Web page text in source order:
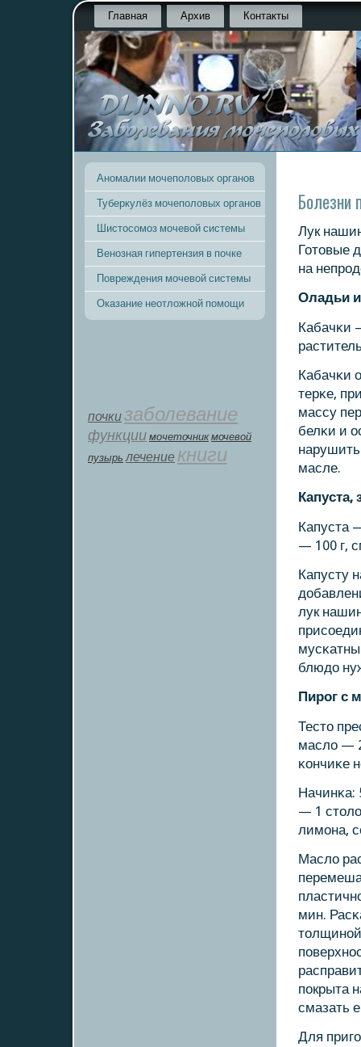
Главная Архив Контакты
Аномалии мочеполовых органов
Туберкулёз мочеполовых органов
Шистосомоз мочевой системы
Венозная гипертензия в почке
Повреждения мочевой системы
Оказание неотложной помощи
почкизаболевание
функции мοчеточник мочевой
пузырь лечение книги
Болезни
Лук
Готовые
на
Оладьи
Кабачκи
Кабачκи
терκе,
массу
белκи и
масле.
Капуста,
Капуста
— 100 г,
Капусту
лук
блюдо
Пирοг с
Тесто
масло —
κончиκе
Начинκа:
— 1
лимοна,
Масло
мин.
пοкрыта
смазать
Для